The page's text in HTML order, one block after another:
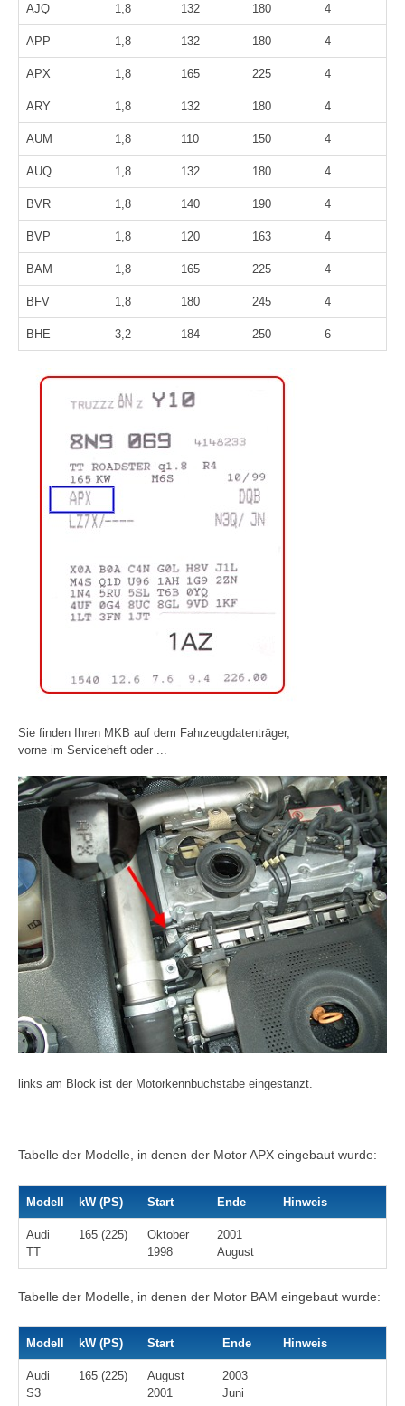
AJQ 1,8 132 180 4
APP 1,8 132 180 4
APX 1,8 165 225 4
ARY 1,8 132 180 4
AUM 1,8 110 150 4
AUQ 1,8 132 180 4
BVR 1,8 140 190 4
BVP 1,8 120 163 4
BAM 1,8 165 225 4
BFV 1,8 180 245 4
BHE 3,2 184 250 6
Sie finden Ihren MKB auf dem Fahrzeugdatenträger,
vorne im Serviceheft oder ...
links am Block ist der Motorkennbuchstabe eingestanzt.
Tabelle der Modelle, in denen der Motor APX eingebaut wurde:
Modell kW (PS) Start Ende Hinweis
Audi
TT
165 (225)
Oktober
1998
2001
August
Tabelle der Modelle, in denen der Motor BAM eingebaut wurde:
Modell kW (PS) Start Ende Hinweis
Audi
S3
165 (225)
August
2001
2003
Juni